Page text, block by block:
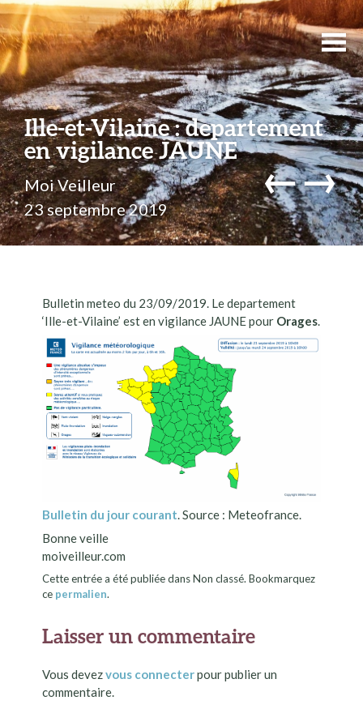
Ille-et-Vilaine : departement
en vigilance JAUNE
Moi Veilleur
23 septembre 2019
←→
Bulletin meteo du 23/09/2019. Le departement
‘Ille-et-Vilaine’ est en vigilance JAUNE pour Orages.
Bulletin du jour courant . Source : Meteofrance.
Bonne veille
moiveilleur.com
Cette entrée a été publiée dans Non classé. Bookmarquez
ce permalien.
Laisser un commentaire
Vous devezvous connecterpour publier un
commentaire.